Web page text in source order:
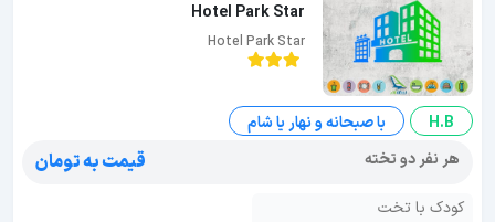
Hotel Park Star
Hotel Park Star
H.B
با صبحانه و نهار یا شام
هر نفر دو تخته
قیمت به تومان
کودک با تخت